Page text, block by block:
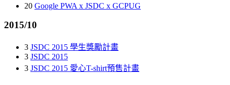
20 Google PWA x JSDC x GCPUG
2015/10
3 JSDC 2015 學生獎勵計畫
3 JSDC 2015
3 JSDC 2015 愛心T-shirt預售計畫